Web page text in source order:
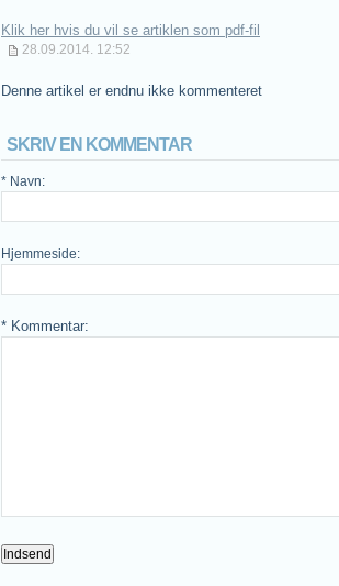
Klik her hvis du vil se artiklen som pdf-fil
28.09.2014. 12:52
Denne artikel er endnu ikke kommenteret
SKRIV EN KOMMENTAR
* Navn:
Hjemmeside:
* Kommentar: